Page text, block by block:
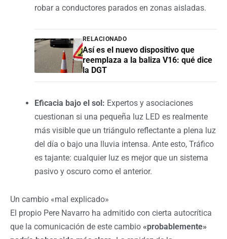
robar a conductores parados en zonas aisladas.
RELACIONADO
Así es el nuevo dispositivo que
reemplaza a la baliza V16: qué dice
la DGT
Eficacia bajo el sol: Expertos y asociaciones
cuestionan si una pequeña luz LED es realmente
más visible que un triángulo reflectante a plena luz
del día o bajo una lluvia intensa. Ante esto, Tráfico
es tajante: cualquier luz es mejor que un sistema
pasivo y oscuro como el anterior.
Un cambio «mal explicado»
El propio Pere Navarro ha admitido con cierta autocrítica
que la comunicación de este cambio «probablemente»